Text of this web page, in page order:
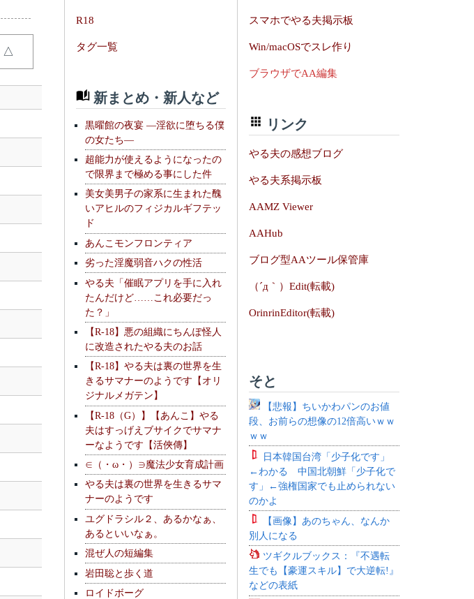
△
R18
タグ一覧
新まとめ・新人など
黒曜館の夜宴 —淫欲に堕ちる僕
の女たち—
超能力が使えるようになったの
で限界まで極める事にした件
美女美男子の家系に生まれた醜
いアヒルのフィジカルギフテッ
ド
あんこモンフロンティア
劣った淫魔弱音ハクの性活
やる夫「催眠アプリを手に入れ
たんだけど……これ必要だっ
た？」
【R-18】悪の組織にちんぽ怪人
に改造されたやる夫のお話
【R-18】やる夫は裏の世界を生
きるサマナーのようです【オリ
ジナルメガテン】
【R-18（G）】【あんこ】やる
夫はすっげえブサイクでサマナ
ーなようです【活俠傳】
∈（・ω・）∋魔法少女育成計画
やる夫は裏の世界を生きるサマ
ナーのようです
ユグドラシル２、あるかなぁ、
あるといいなぁ。
混ぜ人の短編集
岩田聡と歩く道
ロイドボーグ
スマホでやる夫掲示板
Win/macOSでスレ作り
ブラウザでAA編集
リンク
やる夫の感想ブログ
やる夫系掲示板
AAMZ Viewer
AAHub
ブログ型AAツール保管庫
（´д｀）Edit(転載)
OrinrinEditor(転載)
そと
【悲報】ちいかわパンのお値
段、お前らの想像の12倍高いｗｗ
ｗｗ
日本韓国台湾「少子化です」
←わかる 中国北朝鮮「少子化で
す」←強権国家でも止められない
のかよ
【画像】あのちゃん、なんか
別人になる
ツギクルブックス：『不遇転
生でも【豪運スキル】で大逆転!』
などの表紙